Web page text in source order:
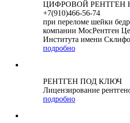
ЦИФРОВОЙ РЕНТГЕН
+7(910)466-56-74
при переломе шейки
компании МосРентген
Института имени
подробно
РЕНТГЕН ПОД КЛЮЧ
Лицензирование
подробно